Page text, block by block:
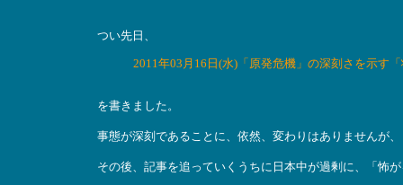
つい先日、
2011年03月16日(水)「原発危機」の深刻さを示す
を書きました。
事態が深刻であることに、依然、変わりはありませんが、
その後、記事を追っていくうちに日本中が過剰に、「怖